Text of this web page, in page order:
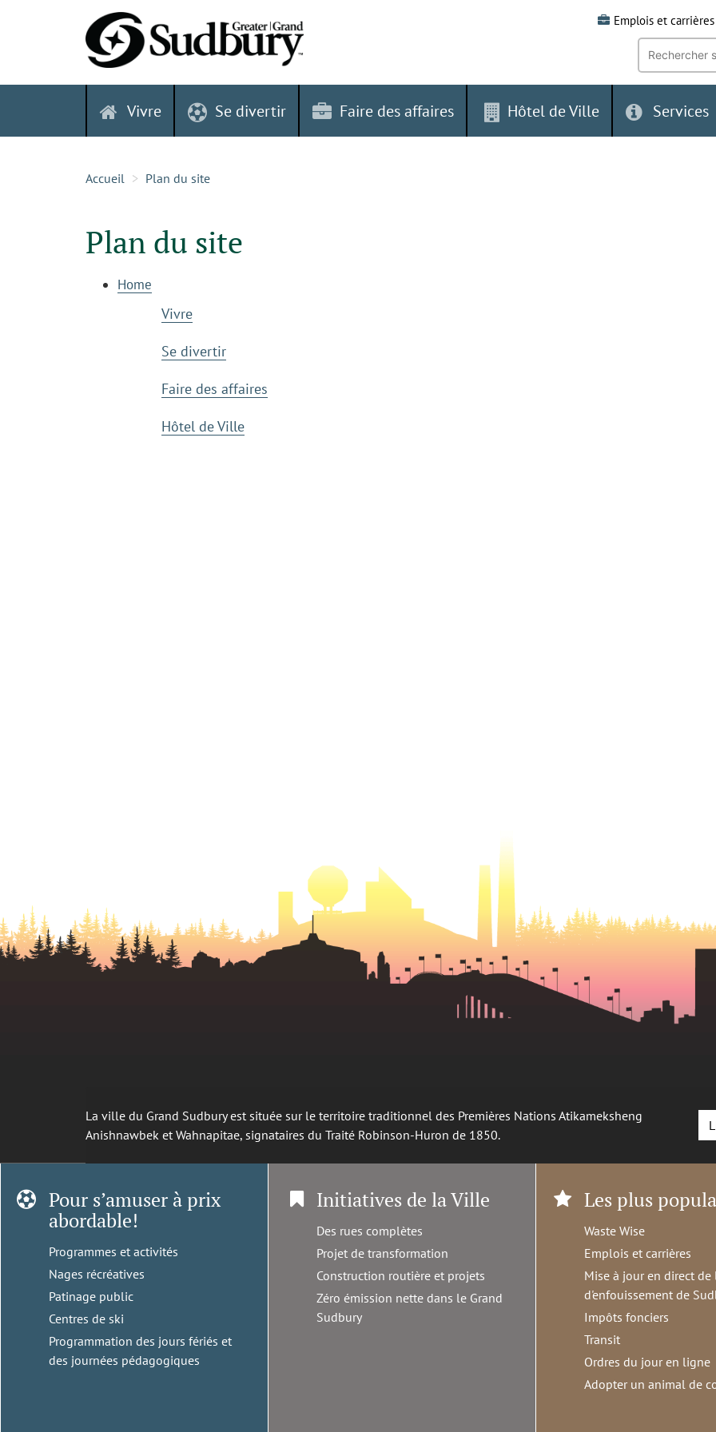
Emplois et carrières
Recherche
mot-
clé:
Vivre Se divertir Faire des affaires Hôtel de Ville Services
Accueil Plan du site
Plan du site
Home
Vivre
Se divertir
Faire des affaires
Hôtel de Ville
La ville du Grand Sudbury est située sur le territoire traditionnel des Premières Nations Atikameksheng
Anishnawbek et Wahnapitae, signataires du Traité Robinson-Huron de 1850.
Pour s’amuser à prix
abordable!
Programmes et activités
Nages récréatives
Patinage public
Centres de ski
Programmation des jours fériés et
des journées pédagogiques
Initiatives de la Ville
Des rues complètes
Projet de transformation
Construction routière et projets
Zéro émission nette dans le Grand
Sudbury
Les plus
Waste Wise
Emplois et carrières
Mise à jour en direct de
d'enfouissement de
Impôts fonciers
Transit
Ordres du jour en ligne
Adopter un animal de